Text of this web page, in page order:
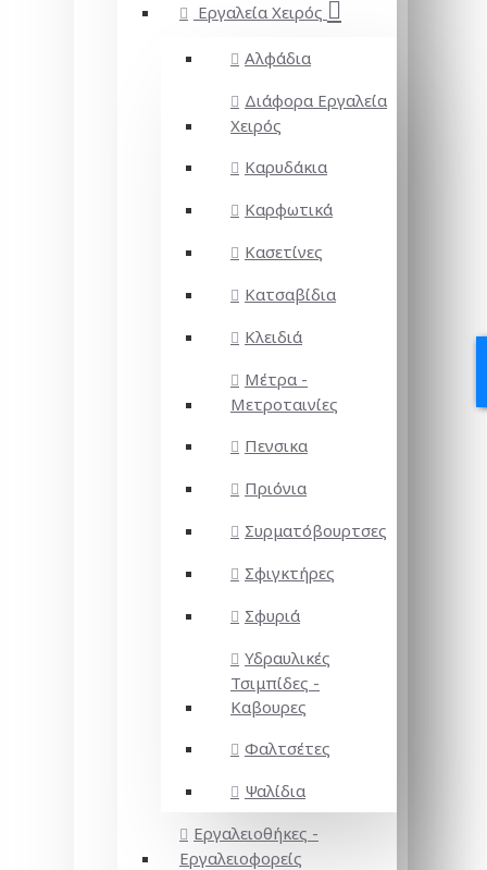
Εργαλεία Χειρός
Αλφάδια
Διάφορα Εργαλεία
Χειρός
Καρυδάκια
Καρφωτικά
Κασετίνες
Κατσαβίδια
Κλειδιά
Μέτρα -
Μετροταινίες
Πενσικα
Πριόνια
Συρματόβουρτσες
Σφιγκτήρες
Σφυριά
Υδραυλικές
Τσιμπίδες -
Καβουρες
Φαλτσέτες
Ψαλίδια
Εργαλειοθήκες -
Εργαλειοφορείς